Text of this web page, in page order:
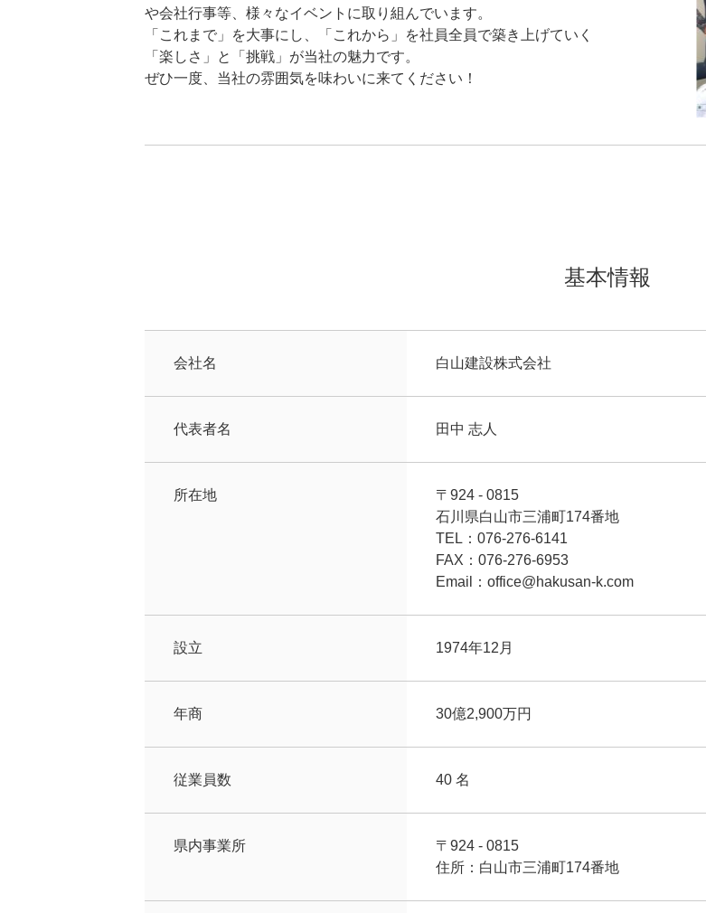
や会社行事等、様々なイベントに取り組んでいます。
「これまで」を大事にし、「これから」を社員全員で築き上げていく
「楽しさ」と「挑戦」が当社の魅力です。
ぜひ一度、当社の雰囲気を味わいに来てください！
基本情報
会社名 白山建設株式会社
代表者名 田中 志人
所在地
〒924 - 0815
石川県白山市三浦町174番地
TEL：076-276-6141
FAX：076-276-6953
Email：office@hakusan-k.com
設立 1974年12月
年商 30億2,900万円
従業員数 40 名
県内事業所
〒924 - 0815
住所：白山市三浦町174番地